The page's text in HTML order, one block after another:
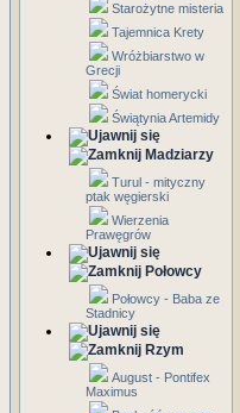
Starożytne misteria
Tajemnica Krety
Wróżbiarstwo w
Grecji
Świat homerycki
Świątynia Artemidy
Madziarzy
Turul - mityczny
ptak węgierski
Wierzenia
Prawęgrów
Połowcy
Połowcy - Baba ze
Stadnicy
Rzym
August - Pontifex
Maximus